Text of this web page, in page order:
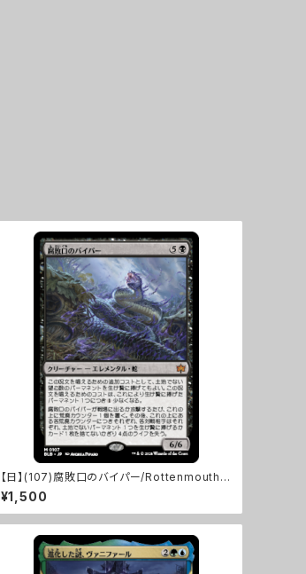
【日】(107)腐敗口のバイパー/Rottenmouth V
iper [BLB]
¥1,500